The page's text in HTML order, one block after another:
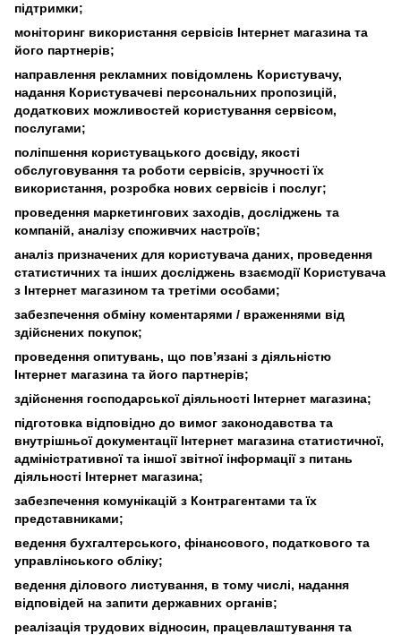
підтримки;
моніторинг використання сервісів Інтернет магазина та
його партнерів;
направлення рекламних повідомлень Користувачу,
надання Користувачеві персональних пропозицій,
додаткових можливостей користування сервісом,
послугами;
поліпшення користувацького досвіду, якості
обслуговування та роботи сервісів, зручності їх
використання, розробка нових сервісів і послуг;
проведення маркетингових заходів, досліджень та
компаній, аналізу споживчих настроїв;
аналіз призначених для користувача даних, проведення
статистичних та інших досліджень взаємодії Користувача
з Інтернет магазином та третіми особами;
забезпечення обміну коментарями / враженнями від
здійснених покупок;
проведення опитувань, що пов’язані з діяльністю
Інтернет магазина та його партнерів;
здійснення господарської діяльності Інтернет магазина;
підготовка відповідно до вимог законодавства та
внутрішньої документації Інтернет магазина статистичної,
адміністративної та іншої звітної інформації з питань
діяльності Інтернет магазина;
забезпечення комунікацій з Контрагентами та їх
представниками;
ведення бухгалтерського, фінансового, податкового та
управлінського обліку;
ведення ділового листування, в тому числі, надання
відповідей на запити державних органів;
реалізація трудових відносин, працевлаштування та